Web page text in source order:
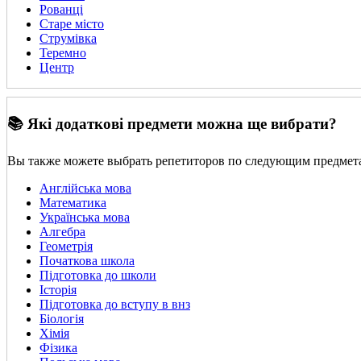
Рованці
Старе місто
Струмівка
Теремно
Центр
📚 Які додаткові предмети можна ще вибрати?
Вы также можете выбрать репетиторов по следующим
Англійська мова
Математика
Українська мова
Алгебра
Геометрія
Початкова школа
Підготовка до школи
Історія
Підготовка до вступу в внз
Біологія
Хімія
Фізика